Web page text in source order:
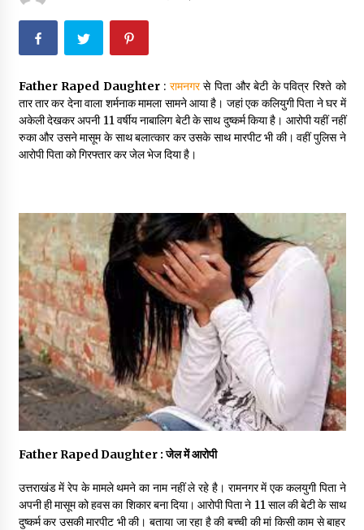
May 18, 2022
Thought Of The Day 17 May
May 17, 2022
Thought Of The Day 16 May
May 16, 2022
May 14, 2022
Thought Of The Day 13 May
May 13, 2022
Thought Of The Day 12 May
May 12, 2022
Thought Of The Day 11 May
May 11, 2022
Thought Of The Day 10 May
May 10, 2022
Father Raped Daughter: रामनगरसे पिता और बेटी के पवित्र रिश्ते को
तार तार कर देना वाला शर्मनाक मामला सामने आया है। जहां एक कलियुगी पिता ने घर में
अकेली देखकर अपनी 11 वर्षीय नाबालिग बेटी के साथ दुष्कर्म किया है। आरोपी यहीं नहीं
रुका और उसने मासूम के साथ बलात्कार कर उसके साथ मारपीट भी की। वहीं पुलिस ने
आरोपी पिता को गिरफ्तार कर जेल भेज दिया है।
Father Raped Daughter : जेल में आरोपी
उत्तराखंड में रेप के मामले थमने का नाम नहीं ले रहे है। रामनगर में एक कलयुगी पिता ने
अपनी ही मासूम को हवस का शिकार बना दिया। आरोपी पिता ने 11 साल की बेटी के साथ
दुष्कर्म कर उसकी मारपीट भी की। बताया जा रहा है की बच्ची की मां किसी काम से बाहर